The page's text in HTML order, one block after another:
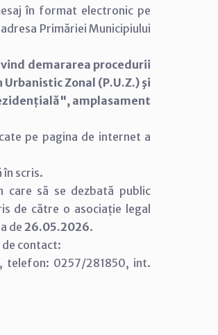
în format electronic pe
Primăriei Municipiului
demararea procedurii
Zonal (P.U.Z.) şi
amplasament
pe pagina de internet a
scris.
care să se dezbată public
de către o asociație legal
de26.05.2026.
contact:
telefon: 0257/281850, int.